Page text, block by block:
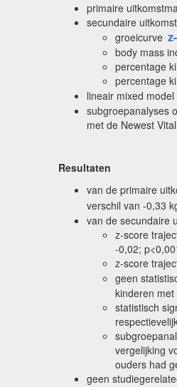
primaire
secundaire
groeicurve
body mass
percentage
percentage
lineair mixed
subgroepanalyses
met de Newest
Resultaten
van de primaire
verschil van -0,33
van de secundaire
z-score
-0,02;
z-score
geen
kinderen
statistisch
vergelijking
ouders had
geen